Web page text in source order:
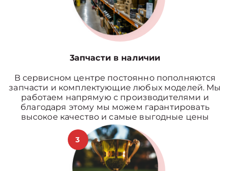
3апчасти в наличии
В сервисном центре постоянно пополняются
запчасти и комплектующие любых моделей. Мы
работаем напрямую с производителями и
благодаря этому мы можем гарантировать
высокое качество и самые выгодные цены
3